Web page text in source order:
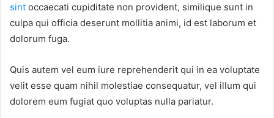
sint occaecati cupiditate non provident, similique sunt in
culpa qui officia deserunt mollitia animi, id est laborum et
dolorum fuga.
Quis autem vel eum iure reprehenderit qui in ea voluptate
velit esse quam nihil molestiae consequatur, vel illum qui
dolorem eum fugiat quo voluptas nulla pariatur.